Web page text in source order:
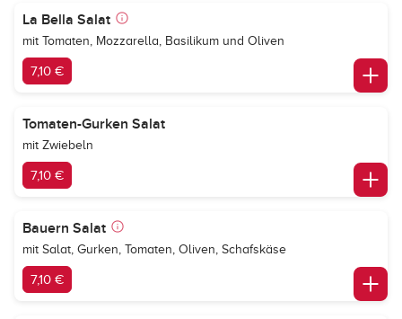
La Bella Salat
mit Tomaten, Mozzarella, Basilikum und Oliven
7,10 €
Tomaten-Gurken Salat
mit Zwiebeln
7,10 €
Bauern Salat
mit Salat, Gurken, Tomaten, Oliven, Schafskäse
7,10 €